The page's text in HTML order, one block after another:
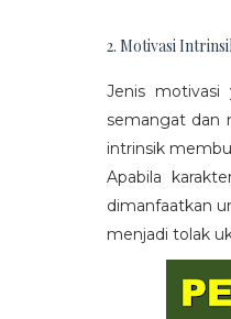
2. Motivasi
Jenis motivasi
semangat dan
intrinsik
Apabila
dimanfaatkan
menjadi tolak